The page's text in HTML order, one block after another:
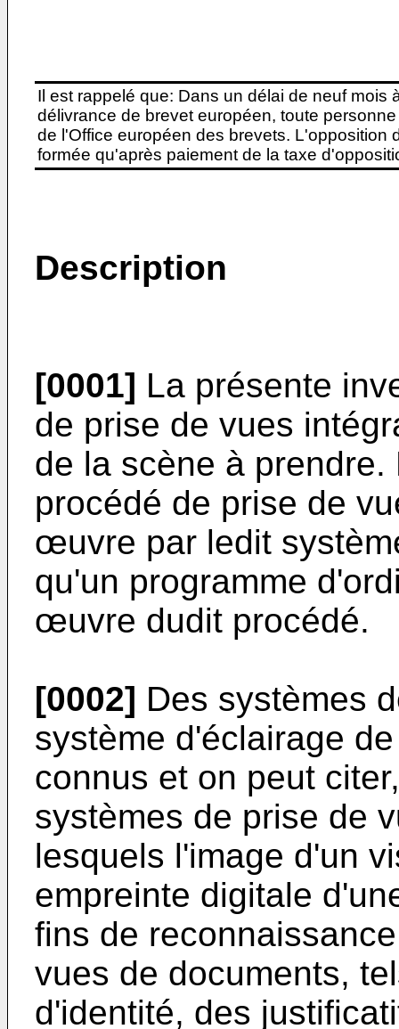
Il est rappelé que: Dans un délai de neuf
délivrance de brevet européen, toute
de l'Office européen des brevets. L'opposition
formée qu'après paiement de la taxe
Description
[0001] La présente
de prise de vues
de la scène à
procédé de prise de
œuvre par ledit
qu'un programme
œuvre dudit procédé.
[0002] Des systèmes
système d'éclairage
connus et on peut
systèmes de prise de
lesquels l'image d'un
empreinte digitale
fins de
vues de documents,
d'identité, des